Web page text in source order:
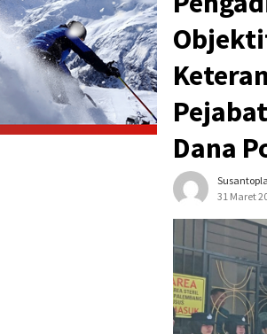
Dana
31 Maret